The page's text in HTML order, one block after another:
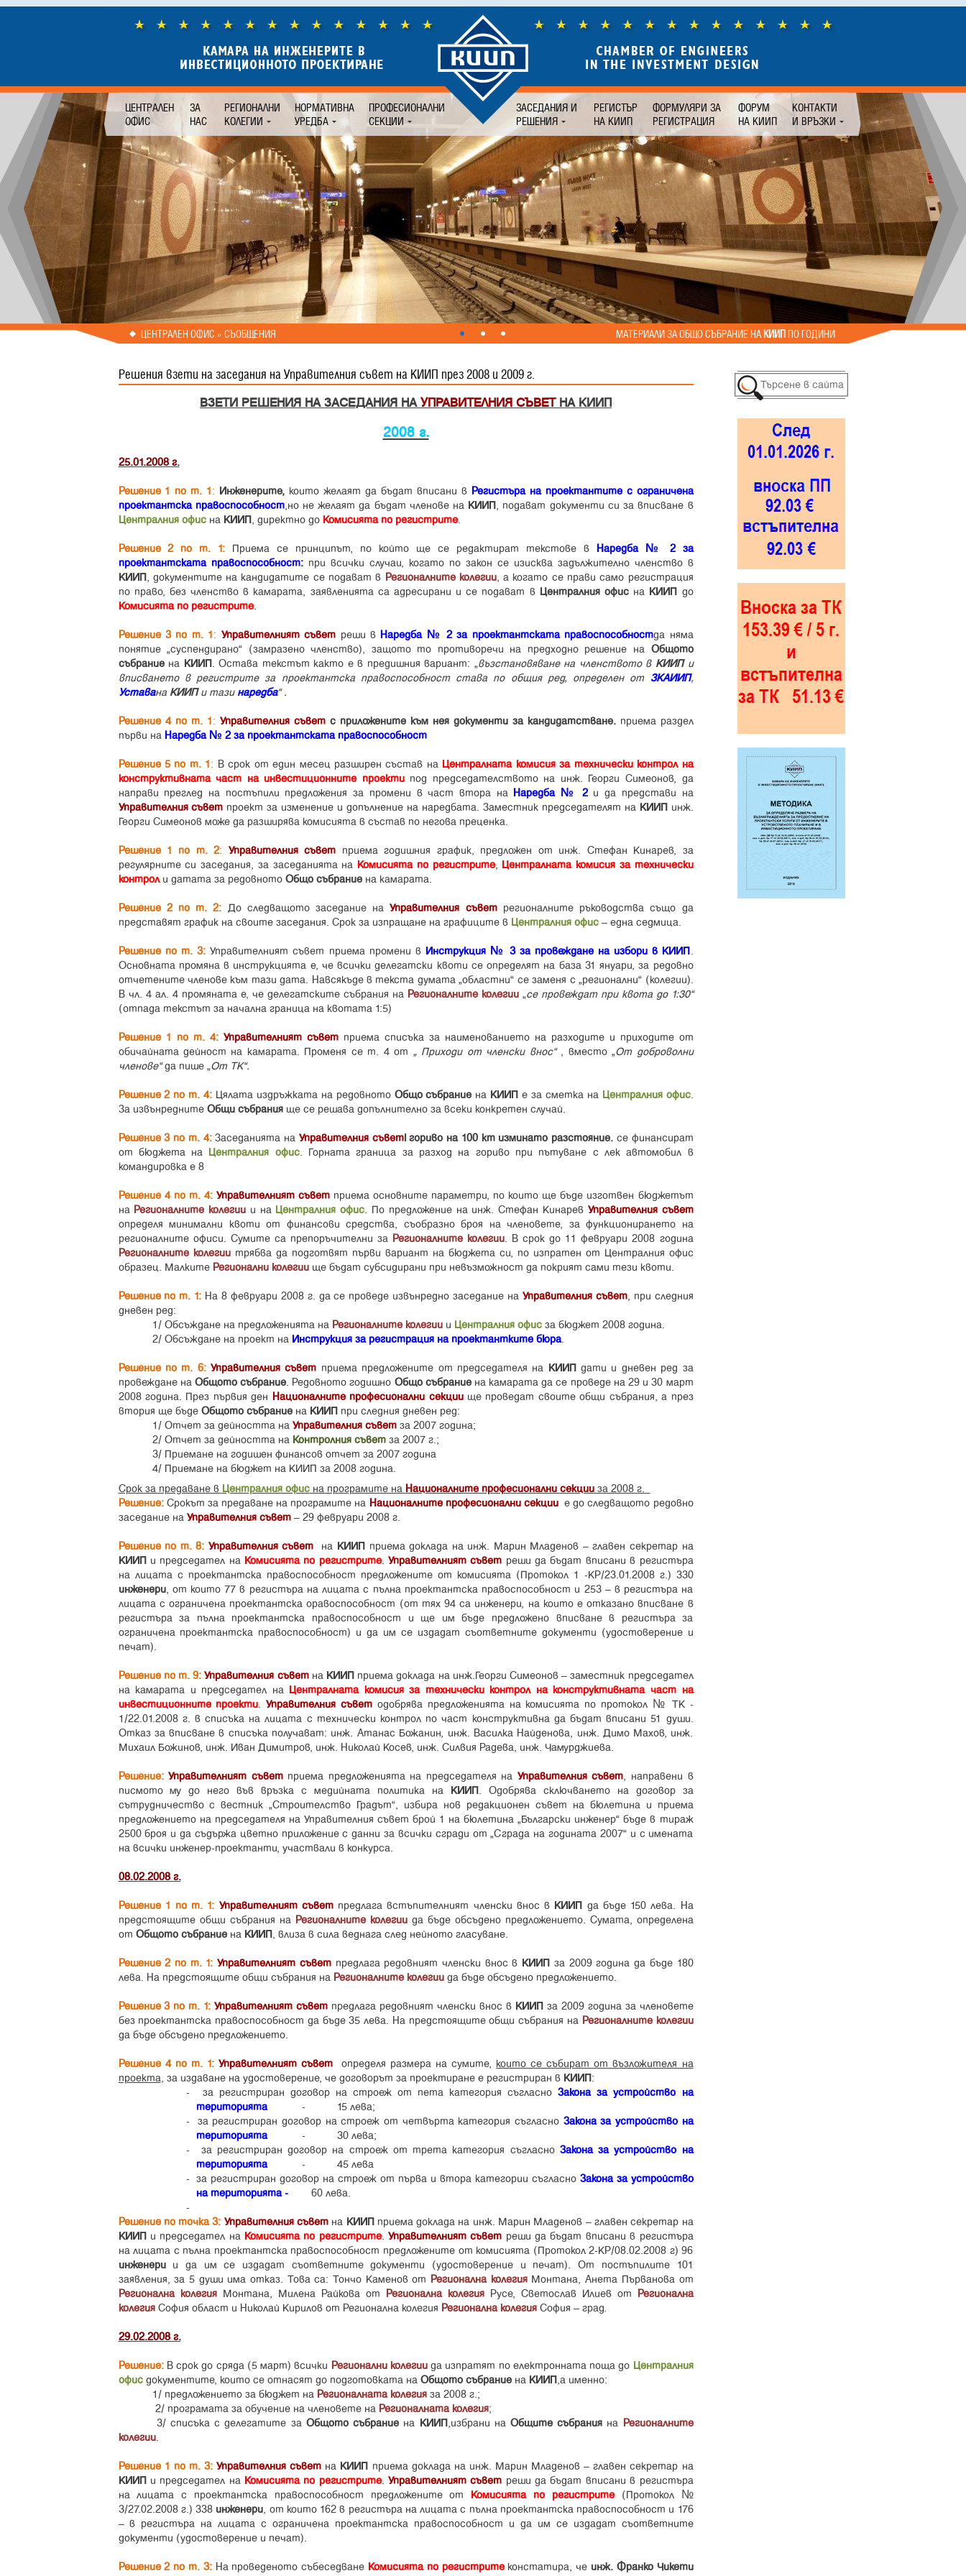
PrevNext
ЦЕНТРАЛЕН
ОФИС
ЗА
НАС
РЕГИОНАЛНИ
КОЛЕГИИ
НОРМАТИВНА
УРЕДБА
ПРОФЕСИОНАЛНИ
СЕКЦИИ
ЗАСЕДАНИЯ И
РЕШЕНИЯ
РЕГИСТЪР
НА КИИП
ФОРМУЛЯРИ ЗА
РЕГИСТРАЦИЯ
ФОРУМ
НА КИИП
КОНТАКТИ
И ВРЪЗКИ
ЦЕНТРАЛЕН ОФИС » СЪОБЩЕНИЯ МАТЕРИАЛИ ЗА ОБЩО СЪБРАНИЕ НАКИИППО ГОДИНИ
Решения взети на заседания на Управителния съвет на КИИП през 2008 и 2009 г.
ВЗЕТИ РЕШЕНИЯ НА ЗАСЕДАНИЯ НА УПРАВИТЕЛНИЯ СЪВЕТНА КИИП
2008 г.
25.01.2008 г.
Решение 1 по т. 1: Инженерите, които желаят да бъдат вписани в Регистъра на проектантите с ограничена
проектантска правоспособност,но не желаят да бъдат членове на КИИП, подават документи си за вписване в
Централния офисна КИИП, директно до Комисията по регистрите.
Решение 2 по т. 1: Приема се принципът, по който ще се редактират текстове в
Наредба № 2 за
проектантската правоспособност:при всички случаи, когато по закон се изисква задължително членство в
КИИП, документите на кандидатите се подават в Регионалните колегии, а когато се прави само регистрация
по право, без членство в камарата, заявленията са адресирани и се подават в Централния офисна КИИП до
Комисията по регистрите.
Решение 3 по т. 1: Управителният съвет реши в Наредба № 2 за проектантската правоспособностда няма
понятие „суспендирано” (замразено членство), защото то противоречи на предходно решение на Общото
събраниена КИИП. Остава текстът както е в предишния вариант: „възстановяване на членството в КИИПи
вписването в регистрите за проектантска правоспособност става по общия ред, определен от ЗКАИИП,
Уставана КИИПи тази наредба” .
Решение 4 по т. 1: Управителния съветс приложените към нея документи за кандидатстване.приема раздел
първи на Наредба № 2 за проектантската правоспособност
Решение 5 по т. 1: В срок от един месец разширен състав на Централната комисия за технически контрол на
конструктивната част на инвестиционните проектипод председателството на инж. Георги Симеонов, да
направи преглед на постъпили предложения за промени в част втора на Наредба № 2и да представи на
Управителния съвет проект за изменение и допълнение на наредбата. Заместник председателят на КИИП инж.
Георги Симеонов може да разширява комисията в състав по негова преценка.
Решение 1 по т. 2: Управителния съвет приема годишния график, предложен от инж. Стефан Кинарев, за
регулярните си заседания, за заседанията на Комисията по регистрите, Централната комисия за технически
контроли датата за редовното Общо събраниена камарата.
Решение 2 по т. 2: До следващото заседание наУправителния съветрегионалните ръководства също да
представят график на своите заседания. Срок за изпращане на графиците в Централния офис– една седмица.
Решение по т. 3: Управителният съвет приема промени в Инструкция № 3 за провеждане на избори в КИИП.
Основната промяна в инструкцията е, че всички делегатски квоти се определят на база 31 януари, за редовно
отчетените членове към тази дата. Навсякъде в текста думата „областни” се заменя с „регионални” (колегии).
В чл. 4 ал. 4 промяната е, че делегатските събрания на Регионалните колегии“се провеждат при квота до 1:30”
(отпада текстът за начална граница на квотата 1:5)
Решение 1 по т. 4: Управителният съветприема списъка за наименованието на разходите и приходите от
обичайната дейност на камарата. Променя се т. 4 от “ Приходи от членски внос” , вместо “От доброволни
членове”да пише “От ТК”.
Решение 2 по т. 4: Цялата издръжката на редовното Общо събрание на КИИП е за сметка на Централния офис.
За извънредните Общи събранияще се решава допълнително за всеки конкретен случай.
Решение 3 по т. 4:Заседанията на Управителния съветl гориво на 100 km изминато разстояние. се финансират
от бюджета на
Централния офис. Горната граница за разход на гориво при пътуване с лек автомобил в
командировка е 8
Решение 4 по т. 4: Управителният съветприема основните параметри, по които ще бъде изготвен бюджетът
на Регионалните колегии и на Централния офис. По предложение на инж. Стефан Кинарев Управителния съвет
определя минимални квоти от финансови средства, съобразно броя на членовете, за функционирането на
регионалните офиси. Сумите са препоръчителни за Регионалните колегии. В срок до 11 февруари 2008 година
Регионалните колегии трябва да подготвят първи вариант на бюджета си, по изпратен от Централния офис
образец. Малките Регионални колегиище бъдат субсидирани при невъзможност да покрият сами тези квоти.
Решение по т. 1: На 8 февруари 2008 г. да се проведе извънредно заседание на Управителния съвет, при следния
дневен ред:
1/ Обсъждане на предложенията на Регионалните колегиии Централния офис за бюджет 2008 година.
2/ Обсъждане на проект на Инструкция за регистрация на проектантките бюра.
Решение по т. 6: Управителния съвет приема предложените от председателя на КИИП дати и дневен ред за
провеждане на Общото събрание. Редовното годишно Общо събраниена камарата да се проведе на 29 и 30 март
2008 година. През първия ден Националните професионални секциище проведат своите общи събрания, а през
втория ще бъде Общото събраниена КИИП при следния дневен ред:
1/ Отчет за дейността на Управителния съветза 2007 година;
2/ Отчет за дейността на Контролния съветза 2007 г.;
3/ Приемане на годишен финансов отчет за 2007 година
4/ Приемане на бюджет на КИИП за 2008 година.
Срок за предаване в Централния офисна програмите на Националните професионални секцииза 2008 г.
Решение:Срокът за предаване на програмите на Националните професионални секциие до следващото редовно
заседание на Управителния съвет– 29 февруари 2008 г.
Решение по т. 8: Управителния съвет на КИИП приема доклада на инж. Марин Младенов – главен секретар на
КИИП и председател на Комисията по регистрите.Управителният съвет реши да бъдат вписани в регистъра
на лицата с проектантска правоспособност предложените от комисията (Протокол 1 -КР/23.01.2008 г.) 330
инженери, от които 77 в регистъра на лицата с пълна проектантска правоспособност и 253 – в регистъра на
лицата с ограничена проектантска оравоспособност (от тях 94 са инженери, на които е отказано вписване в
регистъра за пълна проектантска правоспособност и ще им бъде предложено вписване в регистъра за
ограничена проектантска правоспособност) и да им се издадат съответните документи (удостоверение и
печат).
Решение по т. 9: Управителния съветна КИИП приема доклада на инж.Георги Симеонов – заместник председател
на камарата и председател на Централната комисия за технически контрол на конструктивната част на
инвестиционните проекти.Управителния съвет одобрява предложенията на комисията по протокол № ТК -
1/22.01.2008 г. в списъка на лицата с технически контрол по част конструктивна да бъдат вписани 51 души.
Отказ за вписване в списъка получават: инж. Атанас Божанин, инж. Василка Найденова, инж. Димо Махов, инж.
Михаил Божинов, инж. Иван Димитров, инж. Николай Косев, инж. Силвия Радева, инж. Чамурджиева.
Решение: Управителният съветприема предложенията на председателя на Управителния съвет, направени в
писмото му до него във връзка с медийната политика на
КИИП. Одобрява сключването на договор за
сътрудничество с вестник „Строителство Градът”, избира нов редакционен съвет на бюлетина и приема
предложението на председателя на Управителния съвет брой 1 на бюлетина „Български инженер” бъде в тираж
2500 броя и да съдържа цветно приложение с данни за всички сгради от „Сграда на годината 2007” и с имената
на всички инженер-проектанти, участвали в конкурса.
08.02.2008 г.
Решение 1 по т. 1: Управителният съветпредлага встъпителният членски внос в КИИП да бъде 150 лева. На
предстоящите общи събрания на Регионалните колегиида бъде обсъдено предложението. Сумата, определена
от Общото събрание на КИИП, влиза в сила веднага след нейното гласуване.
Решение 2 по т. 1: Управителният съветпредлага редовният членски внос в КИИП за 2009 година да бъде 180
лева. На предстоящите общи събрания на Регионалните колегиида бъде обсъдено предложението.
Решение 3 по т. 1: Управителният съвет предлага редовният членски внос в КИИП за 2009 година за членовете
без проектантска правоспособност да бъде 35 лева. На предстоящите общи събрания на Регионалните колегии
да бъде обсъдено предложението.
Решение 4 по т. 1: Управителният съветопределя размера на сумите, които се събират от възложителя на
проекта, за издаване на удостоверение, че договорът за проектиране е регистриран в КИИП:
-
за регистриран договор на строеж от пета категория съгласноЗакона за устройство на
територията- 15 лева;
-
за регистриран договор на строеж от четвърта категория съгласно Закона за устройство на
територията- 30 лева;
-
за регистриран договор на строеж от трета категория съгласно Закона за устройство на
територията- 45 лева
- за регистриран договор на строеж от първа и втора категории съгласно Закона за устройство
на територията -60 лева.
-
Решение по точка 3: Управителния съветна КИИП приема доклада на инж. Марин Младенов – главен секретар на
КИИП и председател на Комисията по регистрите.Управителният съвет реши да бъдат вписани в регистъра
на лицата с пълна проектантска правоспособност предложените от комисията (Протокол 2-КР/08.02.2008 г) 96
инженерии да им се издадат съответните документи (удостоверение и печат). От постъпилите 101
заявления, за 5 души има отказ. Това са: Тончо Каменов от Регионална колегия Монтана, Анета Първанова от
Регионална колегия Монтана, Милена Райкова от Регионална колегия Русе, Светослав Илиев от Регионална
колегия София област и Николай Кирилов от Регионална колегия Регионална колегия София – град.
29.02.2008 г.
Решение: В срок до сряда (5 март) всички Регионални колегиида изпратят по електронната поща до Централния
офисдокументите, които се отнасят до подготовката на Общото събраниена КИИП,а именно:
1/ предложението за бюджет на Регионалната колегияза 2008 г.;
2/ програмата за обучение на членовете на Регионалната колегия;
3/ списъка с делегатите за Общото събрание на КИИП,избрани на Общите събрания на Регионалните
колегии.
Решение 1 по т. 3: Управителния съвет на КИИП приема доклада на инж. Марин Младенов – главен секретар на
КИИП и председател на Комисията по регистрите.Управителният съвет реши да бъдат вписани в регистъра
на лицата с проектантска правоспособност предложените от Комисията по регистрите(Протокол №
3/27.02.2008 г.) 338 инженери, от които 162 в регистъра на лицата с пълна проектантска правоспособност и 176
– в регистъра на лицата с ограничена проектантска правоспособност и да им се издадат съответните
документи (удостоверение и печат).
Решение 2 по т. 3: На проведеното събеседване Комисията по регистритеконстатира, че инж. Франко Чикети